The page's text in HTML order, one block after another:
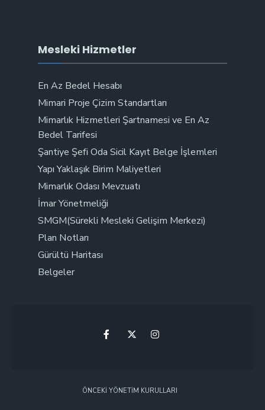
Mesleki Hizmetler
En Az Bedel Hesabı
Mimari Proje Çizim Standartları
Mimarlık Hizmetleri Şartnamesi ve En Az
Bedel Tarifesi
Şantiye Şefi Oda Sicil Kayıt Belge İşlemleri
Yapı Yaklaşık Birim Maliyetleri
Mimarlık Odası Mevzuatı
İmar Yönetmeliği
SMGM(Sürekli Mesleki Gelişim Merkezi)
Plan Notları
Gürültü Haritası
Belgeler
ÖNCEKI YÖNETIM KURULLARI